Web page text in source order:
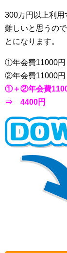
300万円以上利
難しいと思うの
とになります。
①年会費11000
②年会費11000
①＋②年会費
⇒ 4400円